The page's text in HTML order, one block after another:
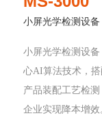
小屏光学检测设备
小屏光学检测设备
心AI算法技术，
产品装配工艺检
企业实现降本增